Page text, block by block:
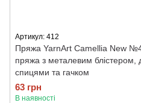
Артикул: 412
Пряжа YarnArt Camellia New
пряжа з металевим блістером,
спицями та гачком
63 грн
В наявності